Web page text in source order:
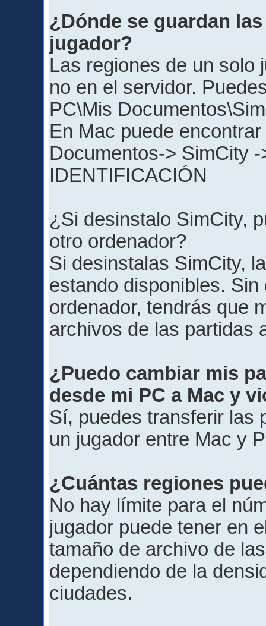
¿Dónde se guardan
jugador?
Las regiones de un solo
no en el servidor.
PC\Mis
En Mac puede
Documentos-> SimCity
IDENTIFICACIÓN
¿Si desinstalo SimCity,
otro ordenador?
Si desinstalas SimCity,
estando disponibles.
ordenador, tendrás que
archivos de las partidas
¿Puedo cambiar mis
desde mi PC a Mac y
Sí, puedes transferir las
un jugador entre Mac y
¿Cuántas regiones
No hay límite para el
jugador puede tener en
tamaño de archivo de
dependiendo de la
ciudades.